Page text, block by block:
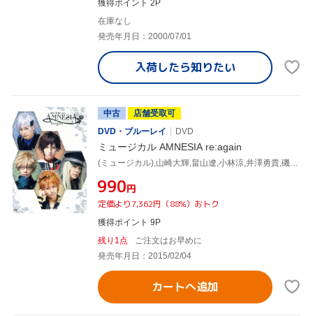
獲得ポイント 2P
在庫なし
発売年月日：2000/07/01
入荷したら知りたい
中古
店舗受取可
DVD・ブルーレイ
DVD
ミュージカル AMNESIA re:again
(ミュージカル),山崎大輝,畠山遼,小林涼,井澤勇貴,磯貝龍虎,山田諒,高橋英則
¥990円
定価より7,362円（88%）おトク
獲得ポイント 9P
残り1点
ご注文はお早めに
発売年月日：2015/02/04
カートへ追加